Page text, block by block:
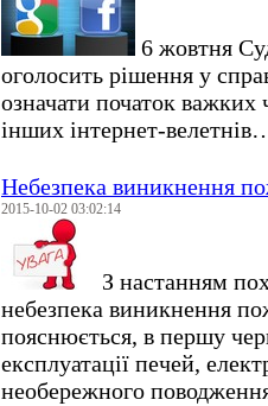
6 жовтня
оголосить рішення у
означати початок важких
інших інтернет-
Небезпека виникнення
2015-10-02 03:02:14
З настанням
небезпека виникнення
пояснюється, в першу
експлуатації печей,
необережного